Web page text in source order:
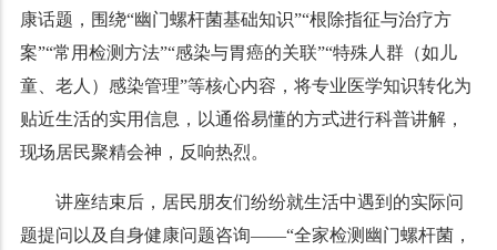
康话题，围绕“幽门螺杆菌基础知识”“根除指征与治疗方
案”“常用检测方法”“感染与胃癌的关联”“特殊人群（如儿
童、老人）感染管理”等核心内容，将专业医学知识转化为
贴近生活的实用信息，以通俗易懂的方式进行科普讲解，
现场居民聚精会神，反响热烈。
讲座结束后，居民朋友们纷纷就生活中遇到的实际问
题提问以及自身健康问题咨询——“全家检测幽门螺杆菌，